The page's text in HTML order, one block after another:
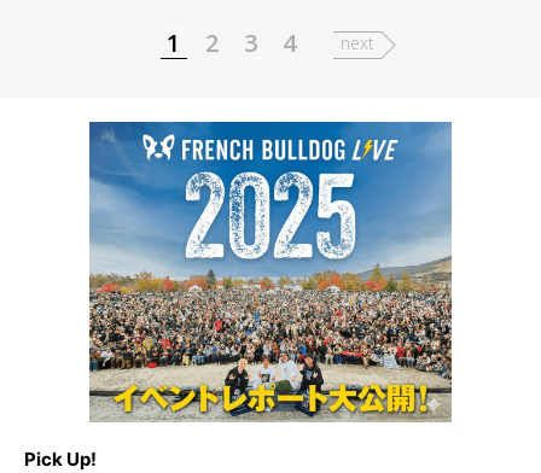
おやすみ、フレンチブルドッグ。
1 2 3 4 next
Pick Up!